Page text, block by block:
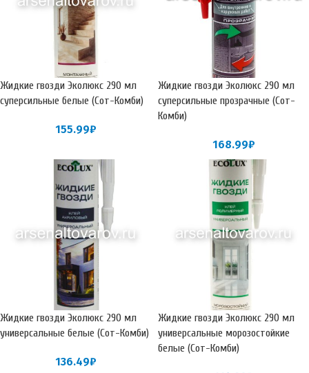
Жидкие гвозди Эколюкс 290 мл
суперсильные белые (Сот-Комби)
155.99₽
Жидкие гвозди Эколюкс 290 мл
суперсильные прозрачные (Сот-
Комби)
168.99₽
Жидкие гвозди Эколюкс 290 мл
универсальные белые (Сот-Комби)
136.49₽
Жидкие гвозди Эколюкс 290 мл
универсальные морозостойкие
белые (Сот-Комби)